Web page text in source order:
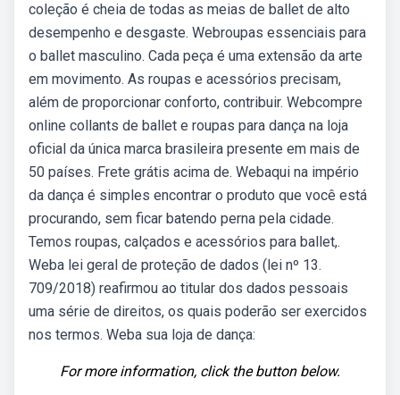
coleção é cheia de todas as meias de ballet de alto
desempenho e desgaste. Webroupas essenciais para
o ballet masculino. Cada peça é uma extensão da arte
em movimento. As roupas e acessórios precisam,
além de proporcionar conforto, contribuir. Webcompre
online collants de ballet e roupas para dança na loja
oficial da única marca brasileira presente em mais de
50 países. Frete grátis acima de. Webaqui na império
da dança é simples encontrar o produto que você está
procurando, sem ficar batendo perna pela cidade.
Temos roupas, calçados e acessórios para ballet,.
Weba lei geral de proteção de dados (lei nº 13.
709/2018) reafirmou ao titular dos dados pessoais
uma série de direitos, os quais poderão ser exercidos
nos termos. Weba sua loja de dança:
For more information, click the button below.